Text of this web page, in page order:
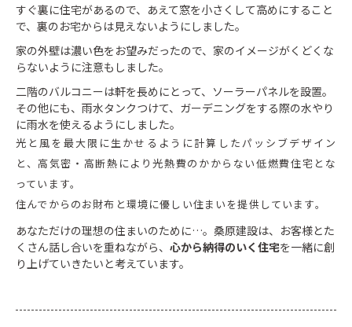
すぐ裏に住宅があるので、あえて窓を小さくして高めにすること
で、裏のお宅からは見えないようにしました。
家の外壁は濃い色をお望みだったので、家のイメージがくどくな
らないように注意もしました。
二階のバルコニーは軒を長めにとって、ソーラーパネルを設置。
その他にも、雨水タンクつけて、ガーデニングをする際の水やり
に雨水を使えるようにしました。
光と風を最大限に生かせるように計算したパッシブデザイン
と、高気密・高断熱により光熱費のかからない低燃費住宅とな
っています。
住んでからのお財布と環境に優しい住まいを提供しています。
あなただけの理想の住まいのために…。桑原建設は、お客様とた
くさん話し合いを重ねながら、 心から納得のいく住宅を一緒に創
り上げていきたいと考えています。